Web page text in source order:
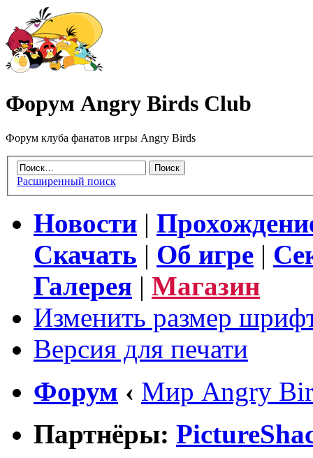
Форум Angry Birds Club
Форум клуба фанатов игры Angry Birds
Расширенный поиск
Новости |
Скачать | Об игре |
Галерея | Магазин
Изменить размер
Версия для печати
Форум ‹ Мир Angry
Партнёры: